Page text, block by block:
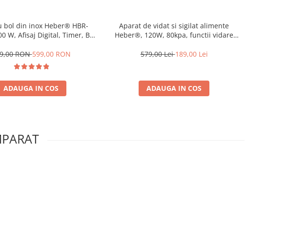
bol din inox Heber® HBR-
W, Afisaj Digital, Timer, Bol
eliptica, Rosu
RON599,00 RON
ADAUGA IN COS
Aparat de vidat si sigilat alimente
Heber®, 120W, 80kpa, functii vidare
tactil, 30 cm bara de lipire Functie de
579,00 Lei189,00 Lei
ADAUGA IN COS